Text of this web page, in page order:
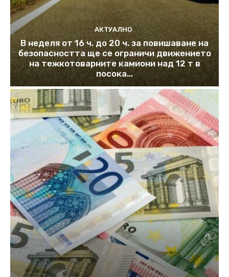
АКТУАЛНО
В неделя от 16 ч. до 20 ч. за повишаване на
безопасността ще се ограничи движението
на тежкотоварните камиони над 12 т в
посока...